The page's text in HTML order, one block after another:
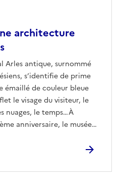
architecture
Arles antique, surnommé
s’identifie de prime
émaillé de couleur bleue
le visage du visiteur, le
nuages, le temps…À
anniversaire, le musée
à son architecture
collections Depuis le